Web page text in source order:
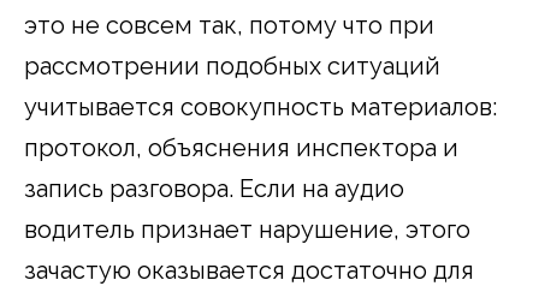
это не совсем так, потому что при
рассмотрении подобных ситуаций
учитывается совокупность материалов:
протокол, объяснения инспектора и
запись разговора. Если на аудио
водитель признает нарушение, этого
зачастую оказывается достаточно для